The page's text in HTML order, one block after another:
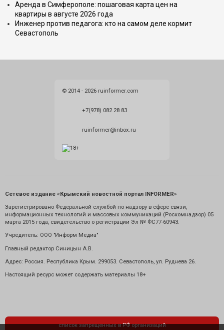
Аренда в Симферополе: пошаговая карта цен на
квартиры в августе 2026 года
Инженер против педагога: кто на самом деле кормит
Севастополь
© 2014 - 2026 ruinformer.com
+7(978) 082 28 83
ruinformer@inbox.ru
Сетевое издание «Крымский новостной портал INFORMER»
Зарегистрировано Федеральной службой по надзору в сфере связи,
информационных технологий и массовых коммуникаций (Роскомнадзор) 05
марта 2015 года, свидетельство о регистрации Эл № ФС77-60943.
Учредитель: ООО "Информ Медиа"
Главный редактор Синицын А.В.
Адрес: Россия. Республика Крым. 299053. Севастополь, ул. Руднева 26.
Настоящий ресурс может содержать материалы 18+
список запрещенных в РФ организаций